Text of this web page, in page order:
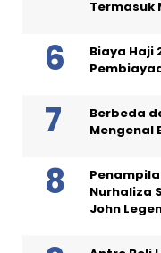
Termasuk
Biaya Haji
Berbeda
Mengenal
Nurhaliza
John